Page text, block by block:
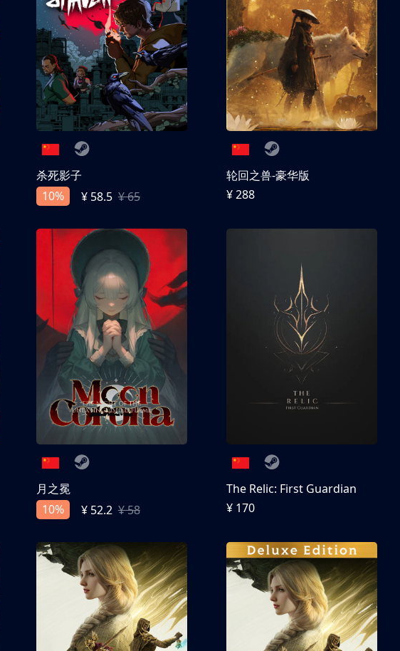
杀死影子
10%
¥ 58.5 ¥ 65
轮回之兽-豪华版
¥ 288
月之冕
10%
¥ 52.2 ¥ 58
The Relic: First Guardian
¥ 170